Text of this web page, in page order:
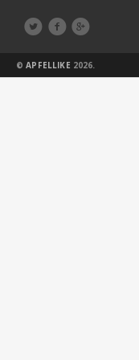
  
©APFELLIKE 2026.